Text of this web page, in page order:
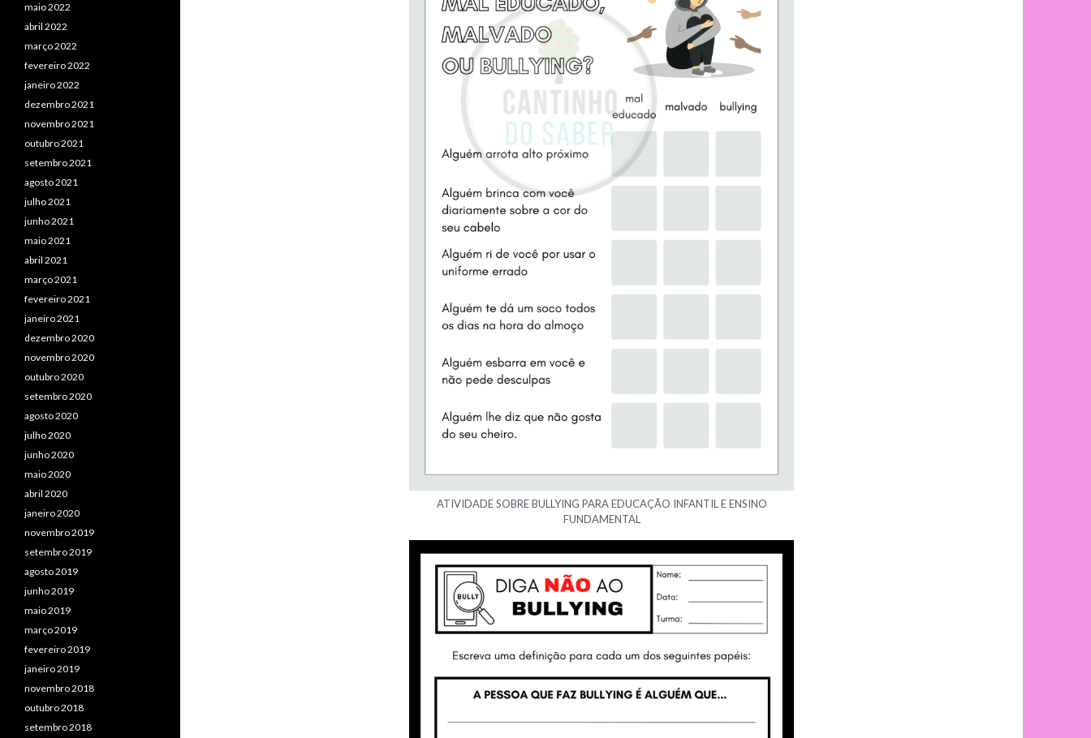
ATIVIDADE SOBRE BULLYING PARA EDUCAÇÃO INFANTIL E ENSINO
FUNDAMENTAL
maio 2022
abril 2022
março 2022
fevereiro 2022
janeiro 2022
dezembro 2021
novembro 2021
outubro 2021
setembro 2021
agosto 2021
julho 2021
junho 2021
maio 2021
abril 2021
março 2021
fevereiro 2021
janeiro 2021
dezembro 2020
novembro 2020
outubro 2020
setembro 2020
agosto 2020
julho 2020
junho 2020
maio 2020
abril 2020
janeiro 2020
novembro 2019
setembro 2019
agosto 2019
junho 2019
maio 2019
março 2019
fevereiro 2019
janeiro 2019
novembro 2018
outubro 2018
setembro 2018